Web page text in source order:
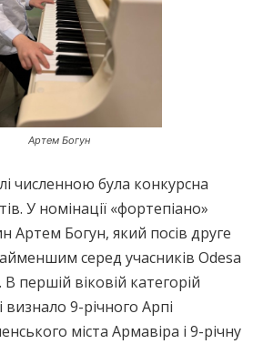
Артем Богун
численною була конкурсна
У номінації «фортепіано»
Артем Богун, який посів друге
серед учасників Odesa
першій віковій категорій
9-річного Арпі
міста Армавіра і 9-річну